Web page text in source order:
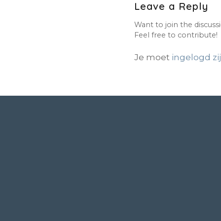
Leave a Reply
Want to join the
Feel free to contribute!
Je moet ingelogd